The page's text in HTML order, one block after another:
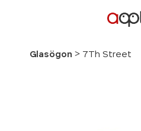
Glasögon > 7Th Street